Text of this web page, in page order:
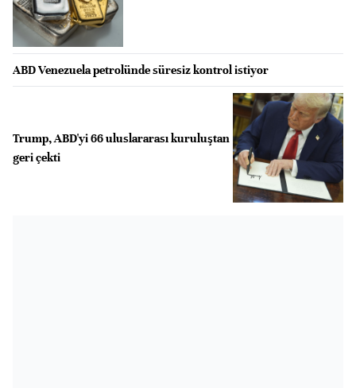
ABD Venezuela petrolünde süresiz kontrol istiyor
Trump, ABD'yi 66 uluslararası kuruluştan
geri çekti